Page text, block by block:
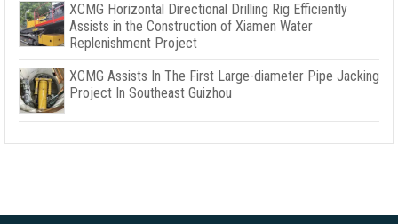
XCMG Horizontal Directional Drilling Rig Efficiently
Assists in the Construction of Xiamen Water
Replenishment Project
XCMG Assists In The First Large-diameter Pipe Jacking
Project In Southeast Guizhou